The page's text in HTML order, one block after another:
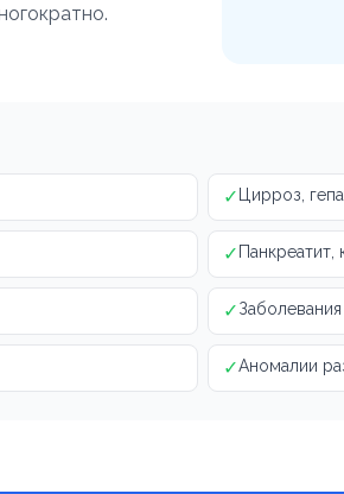
✓ Цирроз,
✓
✓
✓Аномалии